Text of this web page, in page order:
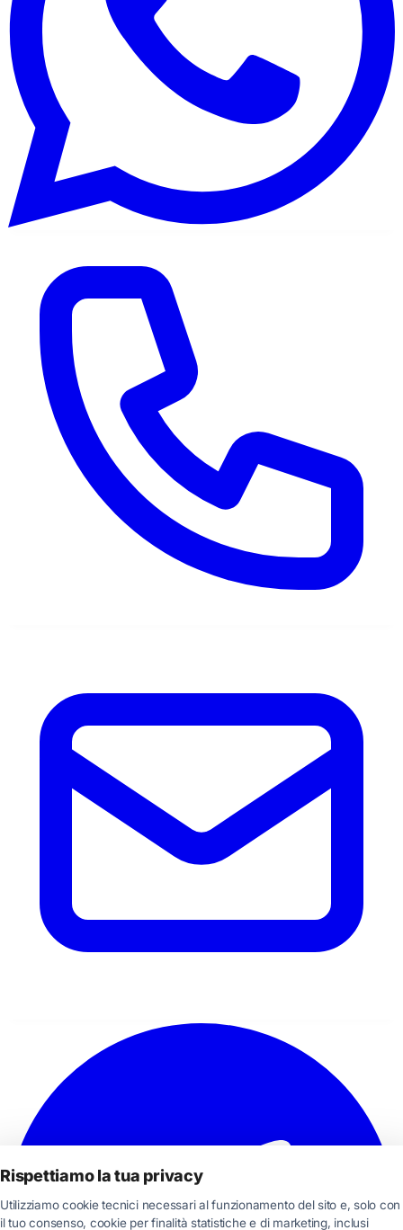
Rispettiamo la tua privacy
Utilizziamo cookie tecnici necessari al funzionamento del sito e, solo con
il tuo consenso, cookie per finalità statistiche e di marketing, inclusi